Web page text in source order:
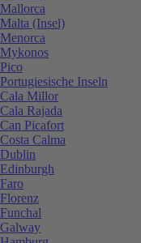
Mallorca
Malta (Insel)
Menorca
Mykonos
Pico
Portugiesische Inseln
Cala Millor
Cala Rajada
Can Picafort
Costa Calma
Dublin
Edinburgh
Faro
Florenz
Funchal
Galway